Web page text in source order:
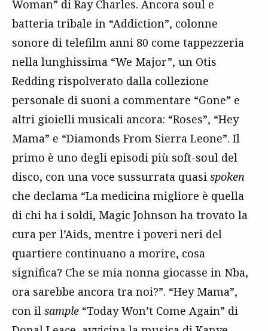
Woman” di Ray Charles. Ancora soul e
batteria tribale in “Addiction”, colonne
sonore di telefilm anni 80 come tappezzeria
nella lunghissima “We Major”, un Otis
Redding rispolverato dalla collezione
personale di suoni a commentare “Gone” e
altri gioielli musicali ancora: “Roses”, “Hey
Mama” e “Diamonds From Sierra Leone”. Il
primo è uno degli episodi più soft-soul del
disco, con una voce sussurrata quasi spoken
che declama “La medicina migliore è quella
di chi ha i soldi, Magic Johnson ha trovato la
cura per l’Aids, mentre i poveri neri del
quartiere continuano a morire, cosa
significa? Che se mia nonna giocasse in Nba,
ora sarebbe ancora tra noi?”. “Hey Mama”,
con il sample “Today Won’t Come Again” di